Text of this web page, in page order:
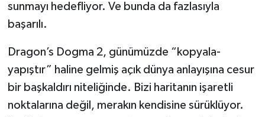
sunmayı hedefliyor. Ve bunda da fazlasıyla
başarılı.
Dragon’s Dogma 2, günümüzde “kopyala-
yapıştır” haline gelmiş açık dünya anlayışına cesur
bir başkaldırı niteliğinde. Bizi haritanın işaretli
noktalarına değil, merakın kendisine sürüklüyor.